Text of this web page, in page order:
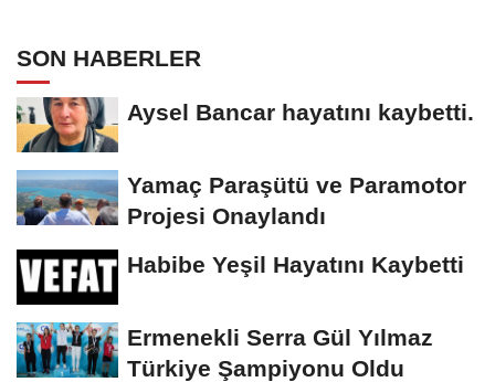
SON HABERLER
Aysel Bancar hayatını kaybetti.
Yamaç Paraşütü ve Paramotor
Projesi Onaylandı
Habibe Yeşil Hayatını Kaybetti
Ermenekli Serra Gül Yılmaz
Türkiye Şampiyonu Oldu